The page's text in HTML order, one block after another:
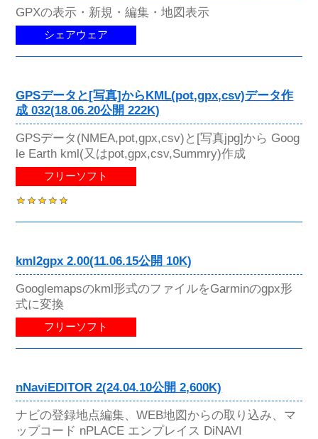
GPXの表示・新規・編集・地図表示
シェアウェア
GPSデータと[写真]からKML(pot,gpx,csv)データ作
成 032(18.06.20公開 222K)
GPSデータ(NMEA,pot,gpx,csv)と[写真jpg]から Goog
le Earth kml(又はpot,gpx,csv,Summry)作成
フリーソフト
kml2gpx 2.00(11.06.15公開 10K)
Googlemapsのkml形式のファイルをGarminのgpx形
式に変換
フリーソフト
nNaviEDITOR 2(24.04.10公開 2,600K)
ナビの登録地点編集、WEB地図からの取り込み、マ
ップコード nPLACE エンプレイス DiNAVI